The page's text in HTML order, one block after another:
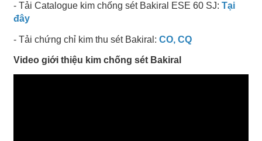
- Tải Catalogue kim chống sét Bakiral ESE 60 SJ: Tại
đây
- Tải chứng chỉ kim thu sét Bakiral: CO, CQ
Video giới thiệu kim chống sét Bakiral